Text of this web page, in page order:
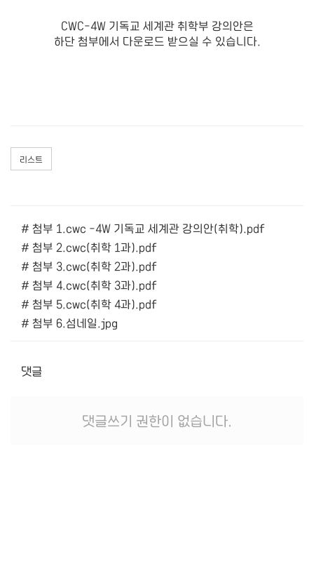
CWC-4W 기독교 세계관 취학부 강의안은
하단 첨부에서 다운로드 받으실 수 있습니다.
리스트
# 첨부 1.cwc -4W 기독교 세계관 강의안(취학).pdf
# 첨부 2.cwc(취학 1과).pdf
# 첨부 3.cwc(취학 2과).pdf
# 첨부 4.cwc(취학 3과).pdf
# 첨부 5.cwc(취학 4과).pdf
# 첨부 6.섬네일.jpg
댓글
댓글쓰기 권한이 없습니다.